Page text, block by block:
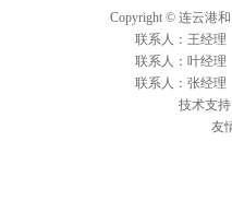
Copyright © 连云港
联系人：王经
联系人：叶经
联系人：张经
技术支持
友